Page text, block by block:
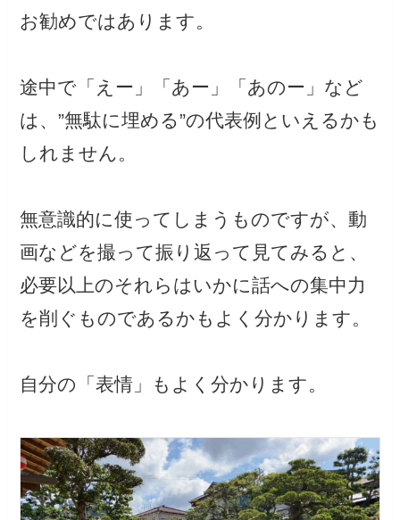
お勧めではあります。
途中で「えー」「あー」「あのー」など
は、”無駄に埋める”の代表例といえるかも
しれません。
無意識的に使ってしまうものですが、動
画などを撮って振り返って見てみると、
必要以上のそれらはいかに話への集中力
を削ぐものであるかもよく分かります。
自分の「表情」もよく分かります。